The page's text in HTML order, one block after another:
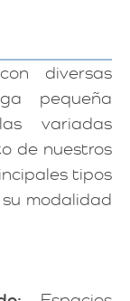
diversas
pequeña
variadas
de nuestros
tipos
modalidad